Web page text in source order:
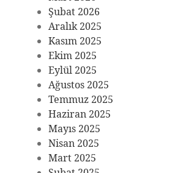
Şubat 2026
Aralık 2025
Kasım 2025
Ekim 2025
Eylül 2025
Ağustos 2025
Temmuz 2025
Haziran 2025
Mayıs 2025
Nisan 2025
Mart 2025